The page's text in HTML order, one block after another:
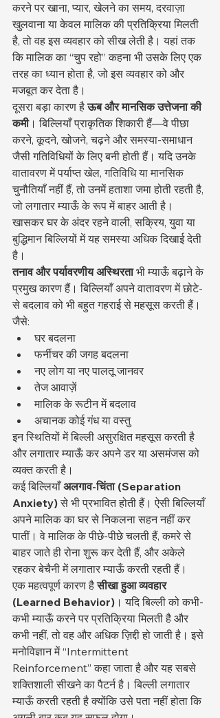
करने पर खाना, प्यार, खेलने का समय, दरवाज़ा
खुलवाना या केवल मालिक की प्रतिक्रिया मिलती
है, तो वह इस व्यवहार को सीख लेती है। यहां तक
कि मालिक का “चुप रहो” कहना भी उसके लिए एक
तरह का ध्यान होता है, जो इस व्यवहार को और
मजबूत कर देता है।
दूसरा बड़ा कारण है ऊब और मानसिक उत्तेजना की
कमी। बिल्लियाँ प्राकृतिक शिकारी हैं—वे पीछा
करने, कूदने, खोजने, चढ़ने और समस्या-समाधान
जैसी गतिविधियों के लिए बनी होती हैं। यदि उनके
वातावरण में पर्याप्त खेल, गतिविधि या मानसिक
चुनौतियाँ नहीं हैं, तो उनमें हताशा जमा होती रहती है,
जो लगातार म्याऊँ के रूप में बाहर आती है।
खासकर घर के अंदर रहने वाली, सक्रिय, युवा या
बुद्धिमान बिल्लियों में यह समस्या अधिक दिखाई देती
है।
तनाव और पर्यावरणीय अस्थिरता भी म्याऊँ बढ़ाने के
प्रमुख कारण हैं। बिल्लियाँ अपने वातावरण में छोटे-
से बदलाव को भी बहुत गहराई से महसूस करती हैं।
जैसे:
घर बदलना
फर्नीचर की जगह बदलना
नए लोग या नए पालतू जानवर
तेज आवाज़ें
मालिक के रूटीन में बदलाव
अचानक कोई गंध या वस्तु
इन स्थितियों में बिल्ली असुरक्षित महसूस करती है
और लगातार म्याऊँ कर अपने डर या असमंजस को
व्यक्त करती है।
कई बिल्लियाँ अलगाव-चिंता (Separation
Anxiety) से भी प्रभावित होती हैं। ऐसी बिल्लियाँ
अपने मालिक का घर से निकलना सहन नहीं कर
पातीं। वे मालिक के पीछे-पीछे चलती हैं, कमरे से
बाहर जाते ही रोना शुरू कर देती हैं, और अकेले
रहकर बेचैनी में लगातार म्याऊँ करती रहती हैं।
एक महत्वपूर्ण कारण है सीखा हुआ व्यवहार
(Learned Behavior) । यदि बिल्ली को कभी-
कभी म्याऊँ करने पर प्रतिक्रिया मिलती है और
कभी नहीं, तो वह और अधिक ज़िद्दी हो जाती है। इसे
मनोविज्ञान में “Intermittent
Reinforcement” कहा जाता है और यह सबसे
शक्तिशाली सीखने का पैटर्न है। बिल्ली लगातार
म्याऊँ करती रहती है क्योंकि उसे पता नहीं होता कि